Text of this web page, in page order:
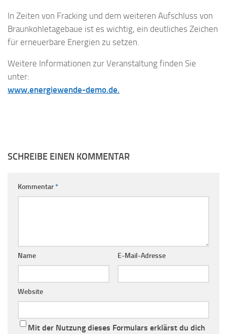
In Zeiten von Fracking und dem weiteren Aufschluss von
Braunkohletagebaue ist es wichtig, ein deutliches Zeichen
für erneuerbare Energien zu setzen.
Weitere Informationen zur Veranstaltung finden Sie
unter:
www.energiewende-demo.de.
SCHREIBE EINEN KOMMENTAR
Kommentar*
Name E-Mail-Adresse
Website
Mit der Nutzung dieses Formulars erklärst du dich